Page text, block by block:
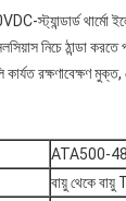
থার্মো
নিচে ঠান্ডা
রক্ষণাবেক্ষণ
ATA500-
বায়ু থেকে